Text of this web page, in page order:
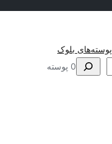
پوسته‌های بلوک
0 پوسته